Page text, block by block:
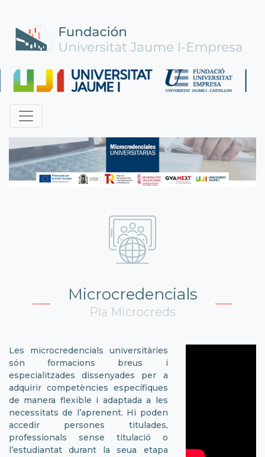
Microcredencials
Pla Microcreds
Les microcredencials universitàries
són formacions breus i
especialitzades dissenyades per a
adquirir competències específiques
de manera flexible i adaptada a les
necessitats de l’aprenent. Hi poden
accedir persones titulades,
professionals sense titulació o
l’estudiantat durant la seua etapa